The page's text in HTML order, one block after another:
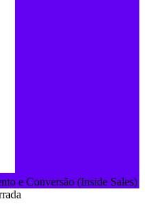
e Conversão (Inside Sales)